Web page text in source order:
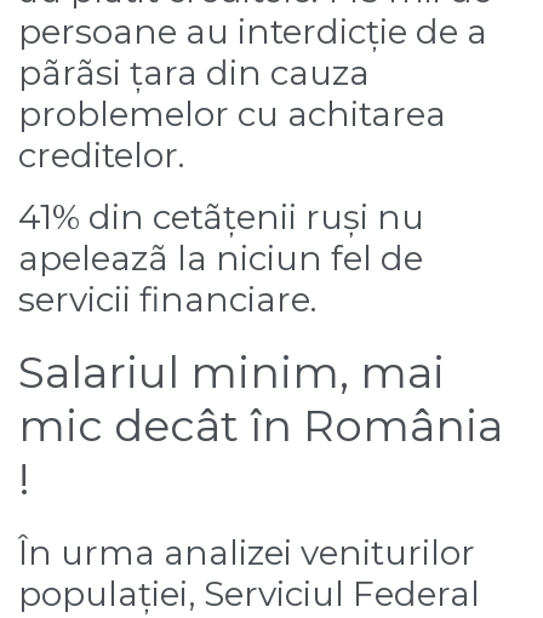
persoane au interdicție de a
pãrãsi țara din cauza
problemelor cu achitarea
creditelor.
41% din cetãțenii ruși nu
apeleazã la niciun fel de
servicii financiare.
Salariul minim, mai
mic decât în România
!
În urma analizei veniturilor
populației, Serviciul Federal